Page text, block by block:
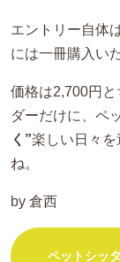
エントリー自体
には一冊購入い
価格は2,700円
ダーだけに、ペ
く”楽しい日々
ね。
by 倉西
ペットシッ